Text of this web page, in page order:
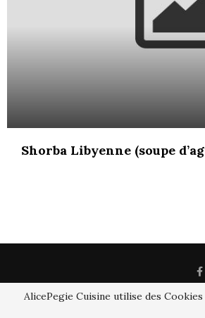
Shorba Libyenne (soupe
AlicePegie Cuisine utilise des